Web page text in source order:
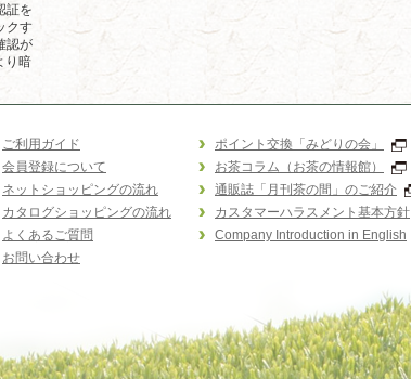
証を
クす
認が
り暗
ご利用ガイド
会員登録について
ネットショッピングの流れ
カタログショッピングの流れ
よくあるご質問
お問い合わせ
ポイント交換「みどりの会」
お茶コラム（お茶の情報館）
通販誌「月刊茶の間」のご紹介
カスタマーハラスメント基本方針
Company Introduction in English